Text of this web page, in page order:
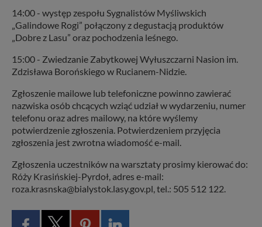
14:00 - występ zespołu Sygnalistów Myśliwskich
„Galindowe Rogi” połączony z degustacją produktów
„Dobre z Lasu” oraz pochodzenia leśnego.
15:00 - Zwiedzanie Zabytkowej Wyłuszczarni Nasion im.
Zdzisława Borońskiego w Rucianem-Nidzie.
Zgłoszenie mailowe lub telefoniczne powinno zawierać
nazwiska osób chcących wziąć udział w wydarzeniu, numer
telefonu oraz adres mailowy, na które wyślemy
potwierdzenie zgłoszenia. Potwierdzeniem przyjęcia
zgłoszenia jest zwrotna wiadomość e-mail.
Zgłoszenia uczestników na warsztaty prosimy kierować do:
Róży Krasińskiej-Pyrdoł, adres e-mail:
roza.krasnska@bialystok.lasy.gov.pl, tel.: 505 512 122.